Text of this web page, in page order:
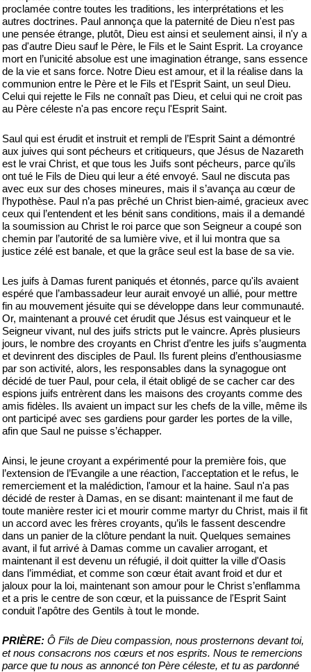
proclamée contre toutes les traditions, les interprétations et les
autres doctrines. Paul annonça que la paternité de Dieu n'est pas
une pensée étrange, plutôt, Dieu est ainsi et seulement ainsi, il n'y a
pas d'autre Dieu sauf le Père, le Fils et le Saint Esprit. La croyance
mort en l’unicité absolue est une imagination étrange, sans essence
de la vie et sans force. Notre Dieu est amour, et il la réalise dans la
communion entre le Père et le Fils et l'Esprit Saint, un seul Dieu.
Celui qui rejette le Fils ne connaît pas Dieu, et celui qui ne croit pas
au Père céleste n'a pas encore reçu l'Esprit Saint.
Saul qui est érudit et instruit et rempli de l’Esprit Saint a démontré
aux juives qui sont pécheurs et critiqueurs, que Jésus de Nazareth
est le vrai Christ, et que tous les Juifs sont pécheurs, parce qu'ils
ont tué le Fils de Dieu qui leur a été envoyé. Saul ne discuta pas
avec eux sur des choses mineures, mais il s’avança au cœur de
l’hypothèse. Paul n’a pas prêché un Christ bien-aimé, gracieux avec
ceux qui l’entendent et les bénit sans conditions, mais il a demandé
la soumission au Christ le roi parce que son Seigneur a coupé son
chemin par l’autorité de sa lumière vive, et il lui montra que sa
justice zélé est banale, et que la grâce seul est la base de sa vie.
Les juifs à Damas furent paniqués et étonnés, parce qu'ils avaient
espéré que l’ambassadeur leur aurait envoyé un allié, pour mettre
fin au mouvement jésuite qui se développe dans leur communauté.
Or, maintenant a prouvé cet érudit que Jésus est vainqueur et le
Seigneur vivant, nul des juifs stricts put le vaincre. Après plusieurs
jours, le nombre des croyants en Christ d’entre les juifs s’augmenta
et devinrent des disciples de Paul. Ils furent pleins d’enthousiasme
par son activité, alors, les responsables dans la synagogue ont
décidé de tuer Paul, pour cela, il était obligé de se cacher car des
espions juifs entrèrent dans les maisons des croyants comme des
amis fidèles. Ils avaient un impact sur les chefs de la ville, même ils
ont participé avec ses gardiens pour garder les portes de la ville,
afin que Saul ne puisse s’échapper.
Ainsi, le jeune croyant a expérimenté pour la première fois, que
l’extension de l’Evangile a une réaction, l'acceptation et le refus, le
remerciement et la malédiction, l'amour et la haine. Saul n'a pas
décidé de rester à Damas, en se disant: maintenant il me faut de
toute manière rester ici et mourir comme martyr du Christ, mais il fit
un accord avec les frères croyants, qu’ils le fassent descendre
dans un panier de la clôture pendant la nuit. Quelques semaines
avant, il fut arrivé à Damas comme un cavalier arrogant, et
maintenant il est devenu un réfugié, il doit quitter la ville d'Oasis
dans l’immédiat, et comme son cœur était avant froid et dur et
jaloux pour la loi, maintenant son amour pour le Christ s’enflamma
et a pris le centre de son cœur, et la puissance de l'Esprit Saint
conduit l'apôtre des Gentils à tout le monde.
PRIÈRE: Ô Fils de Dieu compassion, nous prosternons devant toi,
et nous consacrons nos cœurs et nos esprits. Nous te remercions
parce que tu nous as annoncé ton Père céleste, et tu as pardonné